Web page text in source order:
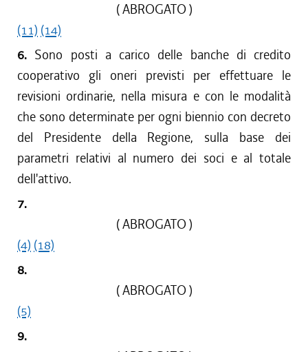
( ABROGATO )
(11) (14)
6. Sono posti a carico delle banche di credito
cooperativo gli oneri previsti per effettuare le
revisioni ordinarie, nella misura e con le modalità
che sono determinate per ogni biennio con decreto
del Presidente della Regione, sulla base dei
parametri relativi al numero dei soci e al totale
dell'attivo.
7.
( ABROGATO )
(4) (18)
8.
( ABROGATO )
(5)
9.